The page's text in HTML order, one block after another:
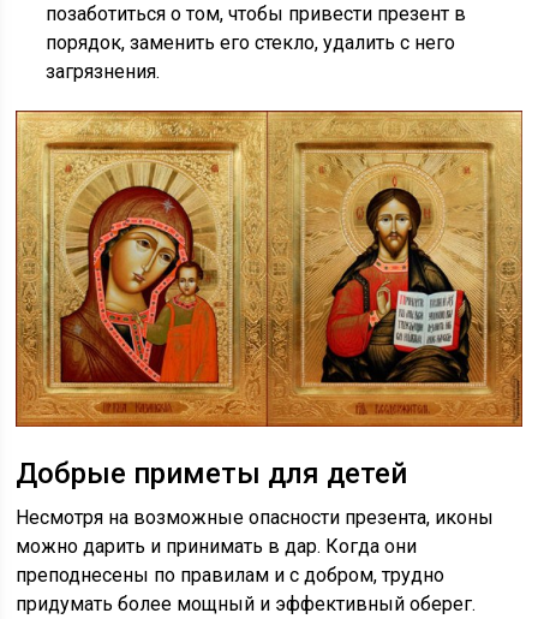
позаботиться о том, чтобы привести презент в
порядок, заменить его стекло, удалить с него
загрязнения.
Добрые приметы для детей
Несмотря на возможные опасности презента, иконы
можно дарить и принимать в дар. Когда они
преподнесены по правилам и с добром, трудно
придумать более мощный и эффективный оберег.